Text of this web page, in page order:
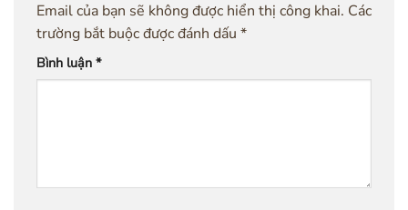
Email của bạn sẽ không được hiển thị công khai. Các
trường bắt buộc được đánh dấu *
Bình luận *